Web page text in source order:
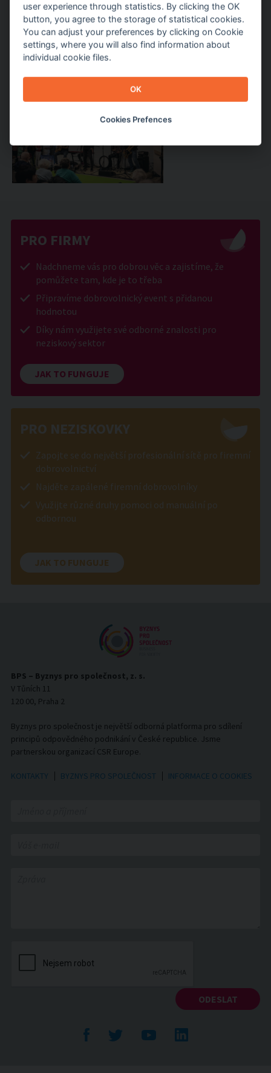
PRO FIRMY
Nadchneme vás pro dobrou věc a zajistíme, že
pomůžete tam, kde je to třeba
Připravíme dobrovolnický event s přidanou
hodnotou
Díky nám využijete své odborné znalosti pro
neziskový sektor
JAK TO FUNGUJE
PRO NEZISKOVKY
Zapojte se do největší profesionální sítě pro firemní
dobrovolnictví
Najděte zapálené firemní dobrovolníky
Využijte různé druhy pomoci od manuální po
odbornou
JAK TO FUNGUJE
BPS – Byznys pro společnost, z. s.
V Tůních 11
120 00, Praha 2
Byznys pro společnost je největší odborná platforma pro sdílení
principů odpovědného podnikání v České republice. Jsme
partnerskou organizací CSR Europe.
KONTAKTY BYZNYS PRO SPOLEČNOST INFORMACE O COOKIES
FacebookTwitte YouTube
user experience through statistics. By clicking the OK
button, you agree to the storage of statistical cookies.
You can adjust your preferences by clicking on Cookie
settings, where you will also find information about
individual cookie files.
OK
Cookies Prefences